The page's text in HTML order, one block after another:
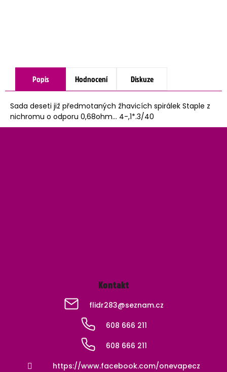
Popis Hodnocení Diskuze
Sada deseti již předmotaných žhavicích spirálek Staple z
nichromu o odporu 0,68ohm... 4-,1*.3/40
Kontakt
flidr283@seznam.cz
608 666 211
608 666 211
https://www.facebook.com/onevapecz